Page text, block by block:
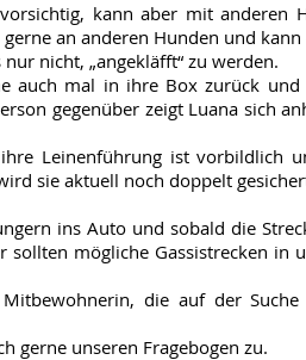
kann aber mit anderen
an anderen Hunden und kann
nicht, „angekläfft“ zu werden.
auch mal in ihre Box zurück und
gegenüber zeigt Luana sich
Leinenführung ist vorbildlich
sie aktuell noch doppelt
ins Auto und sobald die
mögliche Gassistrecken in
die auf der Suche
gerne unseren Fragebogen zu.